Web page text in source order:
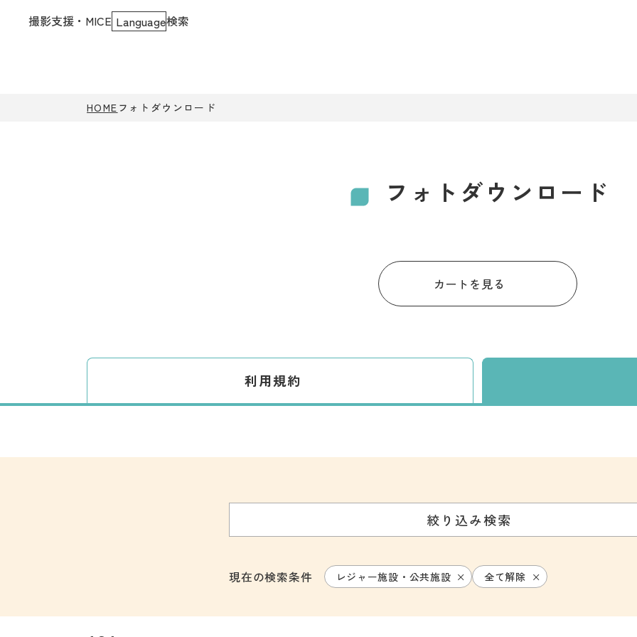
撮影支援・MICE Language検索
HOME フォトダウンロード
フォトダウンロード
カートを見る
利用規約
絞り込み検索
現在の検索条件 レジャー施設・公共施設 全て解除